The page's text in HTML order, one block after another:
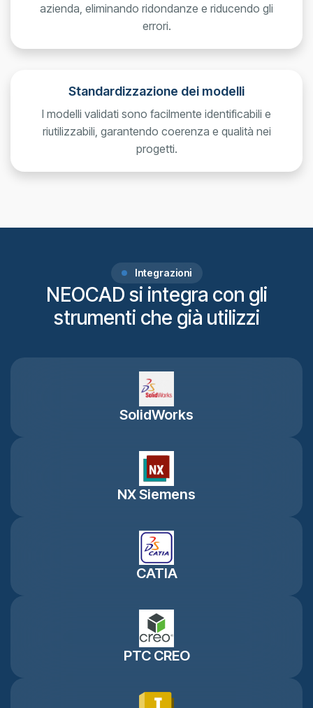
azienda, eliminando ridondanze e riducendo gli
errori.
Standardizzazione dei modelli
I modelli validati sono facilmente identificabili e
riutilizzabili, garantendo coerenza e qualità nei
progetti.
Integrazioni
NEOCAD si integra con gli
strumenti che già utilizzi
SolidWorks
NX Siemens
CATIA
PTC CREO